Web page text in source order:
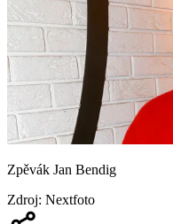
Zpěvák Jan Bendig
Zdroj: Nextfoto